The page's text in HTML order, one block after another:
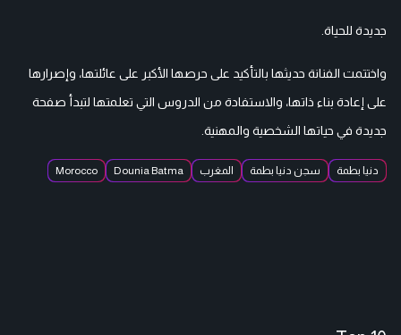
جديدة للحياة.
واختتمت الفنانة حديثها بالتأكيد على حرصها الأكبر على عائلتها، وإصرارها
على إعادة بناء ذاتها، والاستفادة من الدروس التي تعلمتها لتبدأ صفحة
جديدة في حياتها الشخصية والمهنية.
دنيا بطمة سجن دنيا بطمة المغرب Dounia Batma
Morocco